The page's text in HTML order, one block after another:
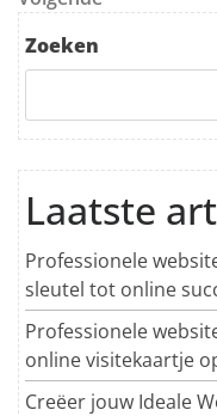
Zoeken
Laatste
Professionele
sleutel tot online
Professionele
online visitekaartje
Creëer jouw Ideale